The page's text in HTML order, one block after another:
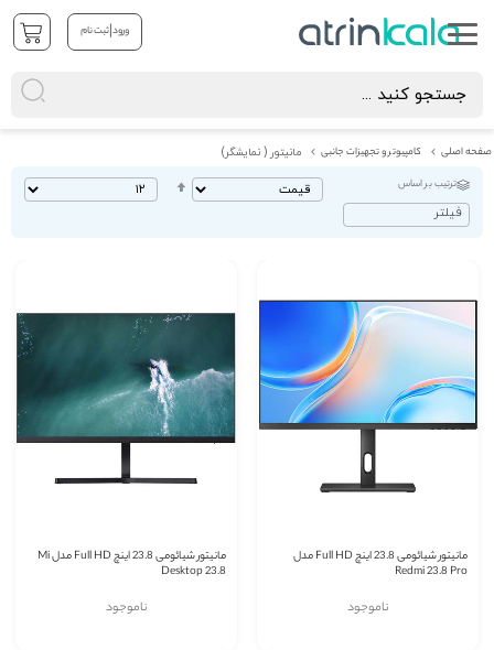
ورود|ثبت نام
صفحه اصلی کامپیوتر و تجهیزات جانبی مانیتور ( نمایشگر)
تنظیم
بصورت
ترتیب بر اساس
فیلتر
مانیتور شیائومی 23.8 اینچ Full HD مدل
Redmi 23.8 Pro
ناموجود
مانیتور شیائومی 23.8 اینچ Full HD مدل Mi
Desktop 23.8
ناموجود